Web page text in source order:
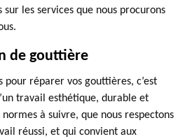
les services que nous procurons
de gouttière
pour réparer vos gouttières, c’est
travail esthétique, durable et
à suivre, que nous respectons
réussi, et qui convient aux